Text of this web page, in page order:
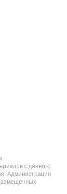
с данного
Администрация